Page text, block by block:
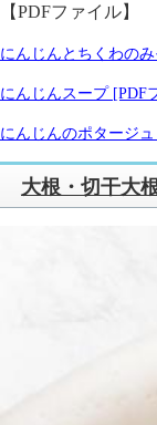
【PDFファイル】
にんじんとちくわの
にんじんスープ [PDF
にんじんのポタージ
大根・切干大